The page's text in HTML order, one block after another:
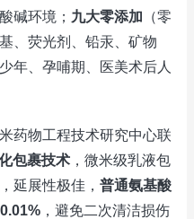
碱环境； 九大零添加 （零
、荧光剂、铅汞、矿物
年、孕哺期、医美术后人
药物工程技术研究中心联
包裹技术 ，微米级乳液包
延展性极佳， 普通氨基酸
，避免二次清洁损伤